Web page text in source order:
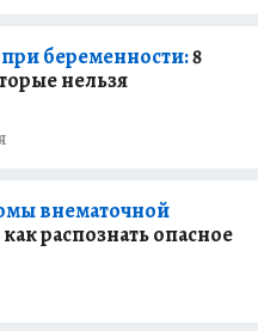
беременности:8
нельзя
внематочной
как распознать опасное